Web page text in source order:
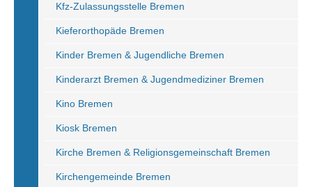
Kfz-Zulassungsstelle Bremen
Kieferorthopäde Bremen
Kinder Bremen & Jugendliche Bremen
Kinderarzt Bremen & Jugendmediziner Bremen
Kino Bremen
Kiosk Bremen
Kirche Bremen & Religionsgemeinschaft Bremen
Kirchengemeinde Bremen